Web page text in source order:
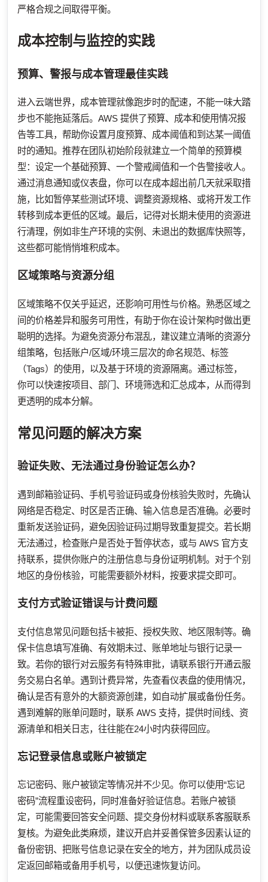
严格合规之间取得平衡。
成本控制与监控的实践
预算、警报与成本管理最佳实践
进入云端世界，成本管理就像跑步时的配速，不能一味大踏
步也不能拖延落后。AWS 提供了预算、成本和使用情况报
告等工具，帮助你设置月度预算、成本阈值和到达某一阈值
时的通知。推荐在团队初始阶段就建立一个简单的预算模
型：设定一个基础预算、一个警戒阈值和一个告警接收人。
通过消息通知或仪表盘，你可以在成本超出前几天就采取措
施，比如暂停某些测试环境、调整资源规格、或将开发工作
转移到成本更低的区域。最后，记得对长期未使用的资源进
行清理，例如非生产环境的实例、未退出的数据库快照等，
这些都可能悄悄堆积成本。
区域策略与资源分组
区域策略不仅关乎延迟，还影响可用性与价格。熟悉区域之
间的价格差异和服务可用性，有助于你在设计架构时做出更
聪明的选择。为避免资源分布混乱，建议建立清晰的资源分
组策略，包括账户/区域/环境三层次的命名规范、标签
（Tags）的使用，以及基于环境的资源隔离。通过标签，
你可以快速按项目、部门、环境筛选和汇总成本，从而得到
更透明的成本分解。
常见问题的解决方案
验证失败、无法通过身份验证怎么办？
遇到邮箱验证码、手机号验证码或身份核验失败时，先确认
网络是否稳定、时区是否正确、输入信息是否准确。必要时
重新发送验证码，避免因验证码过期导致重复提交。若长期
无法通过，检查账户是否处于暂停状态，或与 AWS 官方支
持联系，提供你账户的注册信息与身份证明机制。对于个别
地区的身份核验，可能需要额外材料，按要求提交即可。
支付方式验证错误与计费问题
支付信息常见问题包括卡被拒、授权失败、地区限制等。确
保卡信息填写准确、有效期未过、账单地址与银行记录一
致。若你的银行对云服务有特殊审批，请联系银行开通云服
务交易白名单。遇到计费异常，先查看仪表盘的使用情况，
确认是否有意外的大额资源创建，如自动扩展或备份任务。
遇到难解的账单问题时，联系 AWS 支持，提供时间线、资
源清单和相关日志，往往能在24小时内获得回应。
忘记登录信息或账户被锁定
忘记密码、账户被锁定等情况并不少见。你可以使用“忘记
密码”流程重设密码，同时准备好验证信息。若账户被锁
定，可能需要回答安全问题、提交身份材料或联系客服联系
复核。为避免此类麻烦，建议开启并妥善保管多因素认证的
备份密钥、把账号信息记录在安全的地方，并为团队成员设
定返回邮箱或备用手机号，以便迅速恢复访问。